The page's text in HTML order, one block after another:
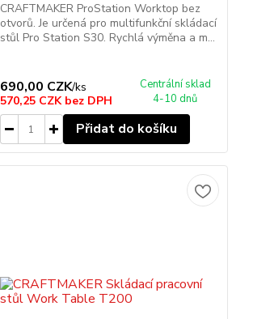
CRAFTMAKER ProStation Worktop bez
otvorů. Je určená pro multifunkční skládací
stůl Pro Station S30. Rychlá výměna a m...
690,00 CZK/ks
570,25 CZK bez DPH
Centrální sklad
4-10 dnů
Přidat do košíku